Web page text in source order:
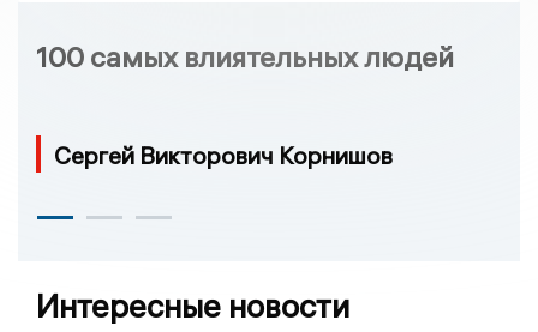
100 самых влиятельных людей
Сергей Викторович Корнишов
Интересные новости